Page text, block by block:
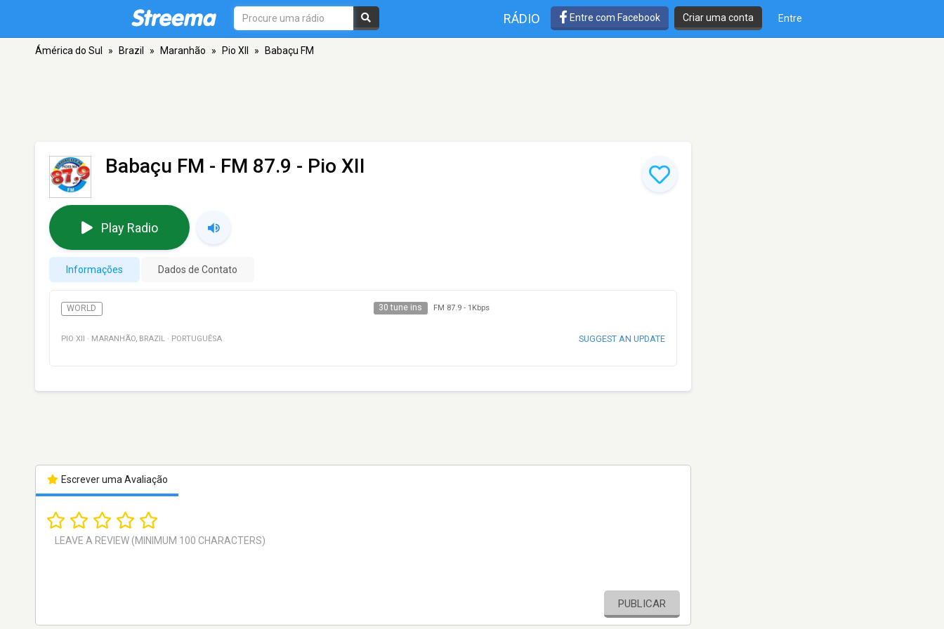
RÁDIO Entre com Facebook Criar uma conta Entre
Ámérica do Sul » Brazil » Maranhão » Pio XII » Babaçu FM
Babaçu FM - FM 87.9 - Pio XII
Play Radio
Informações Dados de Contato
WORLD 30 tune ins FM 87.9- 1Kbps
PIO XII · MARANHÃO, BRAZIL · PORTUGUÊSA SUGGEST AN UPDATE
Escrever uma Avaliação
PUBLICAR